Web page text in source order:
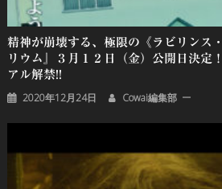
精神が崩壊する、極限の《ラビリンス
リウム』３月１２日（金）公開日決定
アル解禁!!
2020年12月24日 Cowai編集部